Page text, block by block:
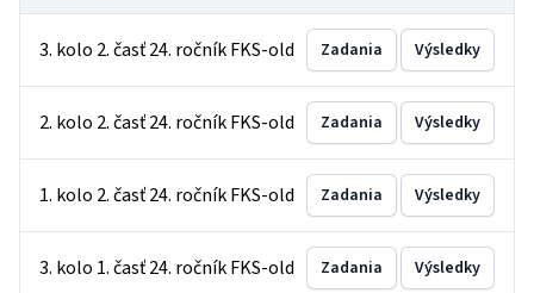
3. kolo 2. časť 24. ročník FKS-old Zadania Výsledky
2. kolo 2. časť 24. ročník FKS-old Zadania Výsledky
1. kolo 2. časť 24. ročník FKS-old Zadania Výsledky
3. kolo 1. časť 24. ročník FKS-old Zadania Výsledky